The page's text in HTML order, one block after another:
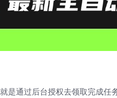
是通过后台授权去领取完成